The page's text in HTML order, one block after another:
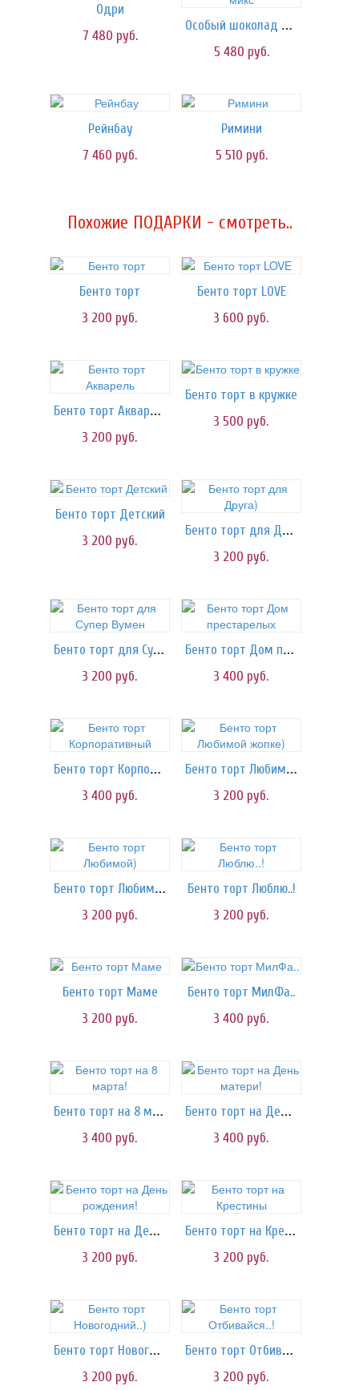
Одри
7 480 руб.
Особый шоколад - микс
5 480 руб.
Рейнбау
7 460 руб.
Римини
5 510 руб.
Похожие ПОДАРКИ - смотреть..
Бенто торт
3 200 руб.
Бенто торт LOVE
3 600 руб.
Бенто торт Акварель
3 200 руб.
Бенто торт в кружке
3 500 руб.
Бенто торт Детский
3 200 руб.
Бенто торт для Друга)
3 200 руб.
Бенто торт для Супер Вумен
3 200 руб.
Бенто торт Дом престарелых
3 400 руб.
Бенто торт Корпоративный
3 400 руб.
Бенто торт Любимой жопке)
3 200 руб.
Бенто торт Любимой)
3 200 руб.
Бенто торт Люблю..!
3 200 руб.
Бенто торт Маме
3 200 руб.
Бенто торт МилФа..
3 400 руб.
Бенто торт на 8 марта!
3 400 руб.
Бенто торт на День матери!
3 400 руб.
Бенто торт на День рождения!
3 200 руб.
Бенто торт на Крестины
3 200 руб.
Бенто торт Новогодний..)
3 200 руб.
Бенто торт Отбивайся..!
3 200 руб.